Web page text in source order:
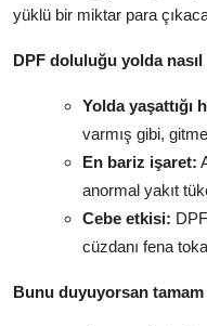
yüklü bir miktar para
DPF doluluğu yolda
Yolda yaşattığı
varmış gibi,
En bariz işaret:
anormal yakıt
Cebe etkisi:
cüzdanı fena
Bunu duyuyorsan tamam